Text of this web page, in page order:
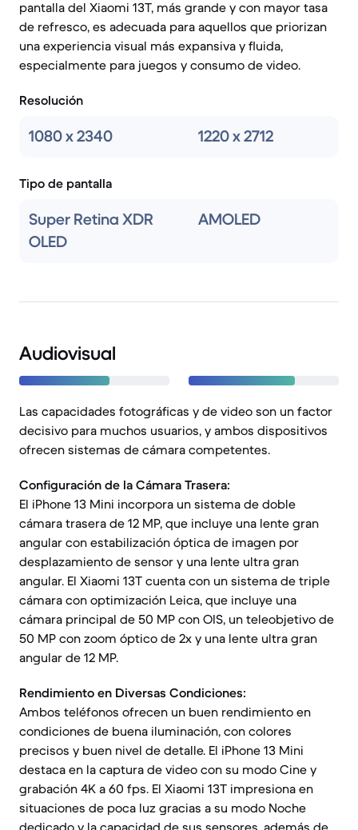
pantalla del Xiaomi 13T, más grande y con mayor tasa
de refresco, es adecuada para aquellos que priorizan
una experiencia visual más expansiva y fluida,
especialmente para juegos y consumo de video.
Resolución
1080 x 2340 1220 x 2712
Tipo de pantalla
Super Retina XDR
OLED
AMOLED
Audiovisual
Las capacidades fotográficas y de video son un factor
decisivo para muchos usuarios, y ambos dispositivos
ofrecen sistemas de cámara competentes.
Configuración de la Cámara Trasera:
El iPhone 13 Mini incorpora un sistema de doble
cámara trasera de 12 MP, que incluye una lente gran
angular con estabilización óptica de imagen por
desplazamiento de sensor y una lente ultra gran
angular. El Xiaomi 13T cuenta con un sistema de triple
cámara con optimización Leica, que incluye una
cámara principal de 50 MP con OIS, un teleobjetivo de
50 MP con zoom óptico de 2x y una lente ultra gran
angular de 12 MP.
Rendimiento en Diversas Condiciones:
Ambos teléfonos ofrecen un buen rendimiento en
condiciones de buena iluminación, con colores
precisos y buen nivel de detalle. El iPhone 13 Mini
destaca en la captura de video con su modo Cine y
grabación 4K a 60 fps. El Xiaomi 13T impresiona en
situaciones de poca luz gracias a su modo Noche
dedicado y la capacidad de sus sensores, además de